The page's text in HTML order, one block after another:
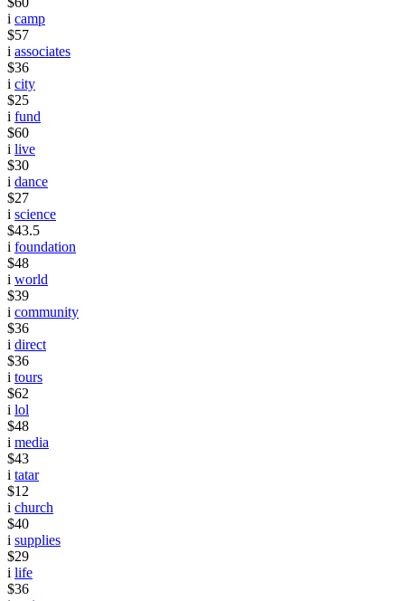
i camp
$57
i associates
$36
i city
$25
i fund
$60
i live
$30
i dance
$27
i science
$43.5
i foundation
$48
i world
$39
i community
$36
i direct
$36
i tours
$62
i lol
$48
i media
$43
i tatar
$12
i church
$40
i supplies
$29
i life
$36